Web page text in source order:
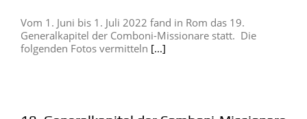
Vom 1. Juni bis 1. Juli 2022 fand in Rom das 19.
Generalkapitel der Comboni-Missionare statt. Die
folgenden Fotos vermitteln [...]